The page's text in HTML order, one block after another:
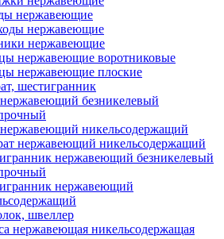
нержавеющие
нержавеющие
нержавеющие
нержавеющие воротниковые
нержавеющие плоские
шестигранник
безникелевый
никельсодержащий
нержавеющий никельсодержащий
нержавеющий безникелевый
нержавеющий
швеллер
нержавеющая никельсодержащая